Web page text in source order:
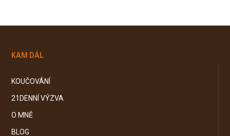
KAM DÁL
KOUČOVÁNÍ
21DENNÍ VÝZVA
O MNĚ
BLOG